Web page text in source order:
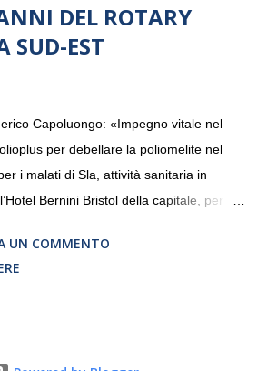
DEL ROTARY
SUD-EST
Capoluongo: «Impegno vitale nel
per debellare la poliomelite nel
i malati di Sla, attività sanitaria in
Bernini Bristol della capitale, per la
Club Roma Sud-Est che festeggia
Un’occasione per raccontare al
UN COMMENTO